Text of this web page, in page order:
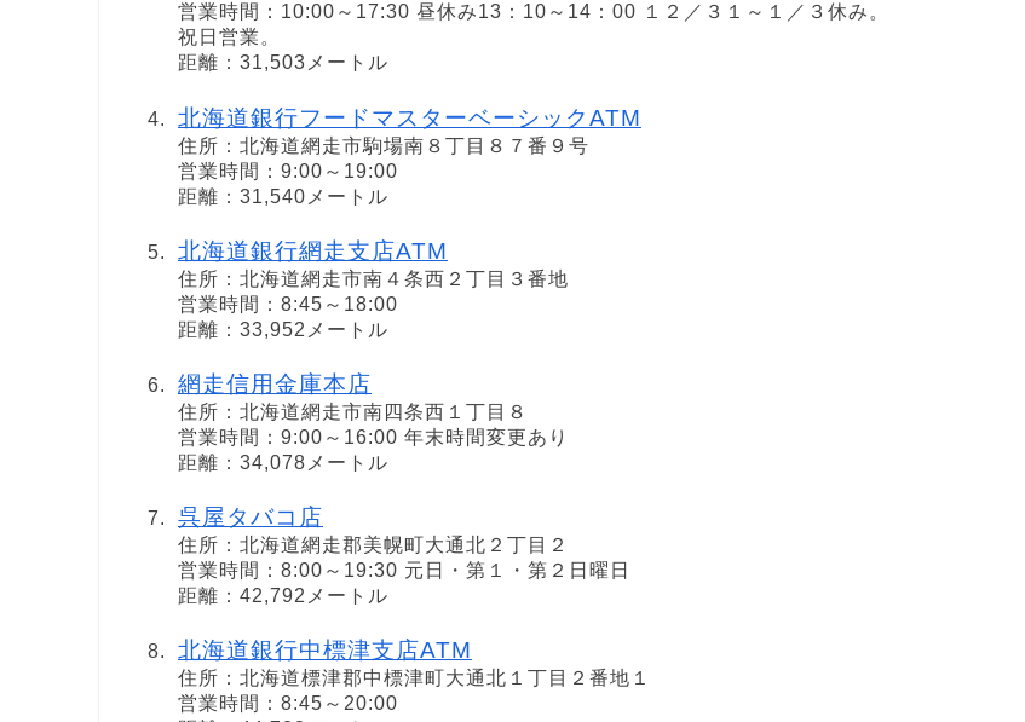
営業時間：10:00～17:30 昼休み13：10～14：00 １２／３１～１／３休み。
祝日営業。
距離：31,503メートル
北海道銀行フードマスターベーシックATM
住所：北海道網走市駒場南８丁目８７番９号
営業時間：9:00～19:00
距離：31,540メートル
北海道銀行網走支店ATM
住所：北海道網走市南４条西２丁目３番地
営業時間：8:45～18:00
距離：33,952メートル
網走信用金庫本店
住所：北海道網走市南四条西１丁目８
営業時間：9:00～16:00 年末時間変更あり
距離：34,078メートル
呉屋タバコ店
住所：北海道網走郡美幌町大通北２丁目２
営業時間：8:00～19:30 元日・第１・第２日曜日
距離：42,792メートル
北海道銀行中標津支店ATM
住所：北海道標津郡中標津町大通北１丁目２番地１
営業時間：8:45～20:00